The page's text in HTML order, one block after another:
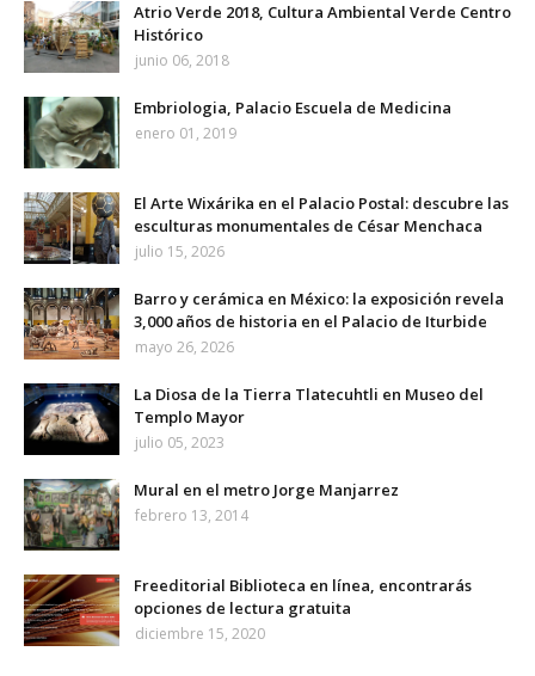
Atrio Verde 2018, Cultura Ambiental Verde Centro
Histórico
junio 06, 2018
Embriologia, Palacio Escuela de Medicina
enero 01, 2019
El Arte Wixárika en el Palacio Postal: descubre las
esculturas monumentales de César Menchaca
julio 15, 2026
Barro y cerámica en México: la exposición revela
3,000 años de historia en el Palacio de Iturbide
mayo 26, 2026
La Diosa de la Tierra Tlatecuhtli en Museo del
Templo Mayor
julio 05, 2023
Mural en el metro Jorge Manjarrez
febrero 13, 2014
Freeditorial Biblioteca en línea, encontrarás
opciones de lectura gratuita
diciembre 15, 2020